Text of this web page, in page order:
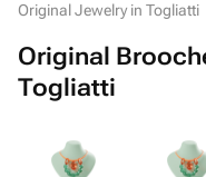
Original Jewelry in Togliatti
Original
Togliatti